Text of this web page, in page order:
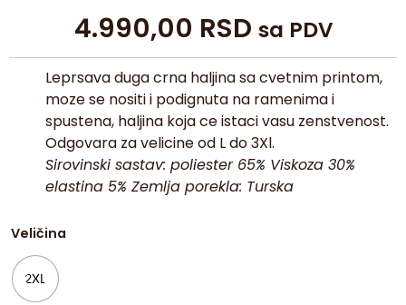
4.990,00 RSD sa PDV
Leprsava duga crna haljina sa cvetnim printom,
moze se nositi i podignuta na ramenima i
spustena, haljina koja ce istaci vasu zenstvenost.
Odgovara za velicine od L do 3Xl.
Sirovinski sastav: poliester 65% Viskoza 30%
elastina 5% Zemlja porekla: Turska
Veličina
2XL